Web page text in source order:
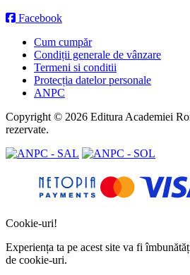
Facebook
Cum cumpăr
Condiții generale de vânzare
Termeni si conditii
Protecția datelor personale
ANPC
Copyright © 2026 Editura Academiei
rezervate.
Cookie-uri!
Experiența ta pe acest site va fi
de cookie-uri.